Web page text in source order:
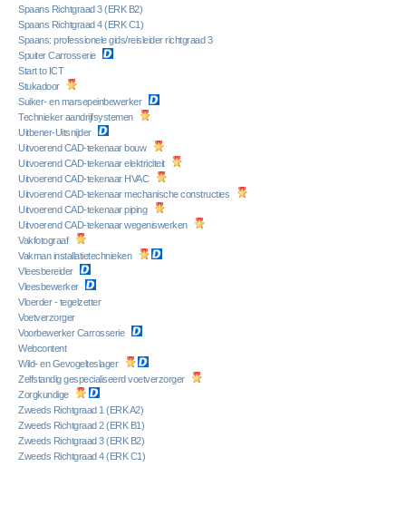
Spaans Richtgraad 3 (ERK B2)
Spaans Richtgraad 4 (ERK C1)
Spaans: professionele gids/reisleider richtgraad 3
Spuiter Carrosserie
Start to ICT
Stukadoor
Suiker- en marsepeinbewerker
Technieker aandrijfsystemen
Uitbener-Uitsnijder
Uitvoerend CAD-tekenaar bouw
Uitvoerend CAD-tekenaar elektriciteit
Uitvoerend CAD-tekenaar HVAC
Uitvoerend CAD-tekenaar mechanische constructies
Uitvoerend CAD-tekenaar piping
Uitvoerend CAD-tekenaar wegeniswerken
Vakfotograaf
Vakman installatietechnieken
Vleesbereider
Vleesbewerker
Vloerder - tegelzetter
Voetverzorger
Voorbewerker Carrosserie
Webcontent
Wild- en Gevogelteslager
Zelfstandig gespecialiseerd voetverzorger
Zorgkundige
Zweeds Richtgraad 1 (ERK A2)
Zweeds Richtgraad 2 (ERK B1)
Zweeds Richtgraad 3 (ERK B2)
Zweeds Richtgraad 4 (ERK C1)